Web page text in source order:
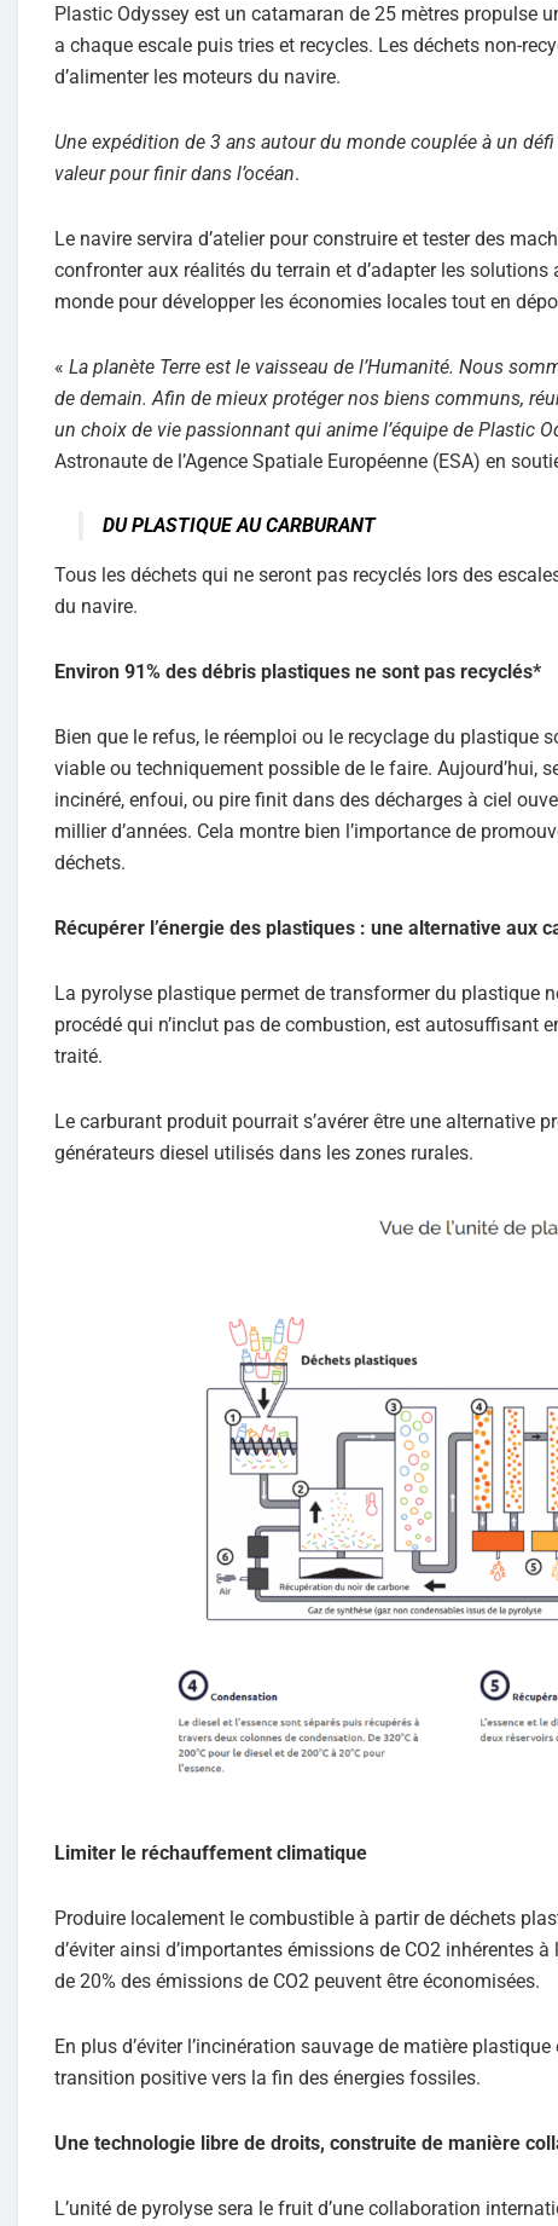
Plastic Odyssey est un catamaran de 25 mètres propulse
a chaque escale puis tries et recycles. Les déchets non-
d’alimenter les moteurs du navire.
Une expédition de 3 ans autour du monde couplée à un
valeur pour finir dans l’océan.
Le navire servira d’atelier pour construire et tester des
confronter aux réalités du terrain et d’adapter les
monde pour développer les économies locales tout en
« La planète Terre est le vaisseau de l’Humanité. Nous
de demain. Afin de mieux protéger nos biens communs,
un choix de vie passionnant qui anime l’équipe de Plastic
Astronaute de l’Agence Spatiale Européenne (ESA) en
DU PLASTIQUE AU CARBURANT
Tous les déchets qui ne seront pas recyclés lors des
du navire.
Environ 91% des débris plastiques ne sont pas recyclés*
Bien que le refus, le réemploi ou le recyclage du plastique
viable ou techniquement possible de le faire. Aujourd’hui,
incinéré, enfoui, ou pire finit dans des décharges à ciel
millier d’années. Cela montre bien l’importance de
déchets.
Récupérer l’énergie des plastiques : une alternative aux
La pyrolyse plastique permet de transformer du plastique
procédé qui n’inclut pas de combustion, est autosuffisant
traité.
Le carburant produit pourrait s’avérer être une alternative
générateurs diesel utilisés dans les zones rurales.
Limiter le réchauffement climatique
Produire localement le combustible à partir de déchets
d’éviter ainsi d’importantes émissions de CO2 inhérentes
de 20% des émissions de CO2 peuvent être économisées.
En plus d’éviter l’incinération sauvage de matière
transition positive vers la fin des énergies fossiles.
Une technologie libre de droits, construite de manière
L’unité de pyrolyse sera le fruit d’une collaboration